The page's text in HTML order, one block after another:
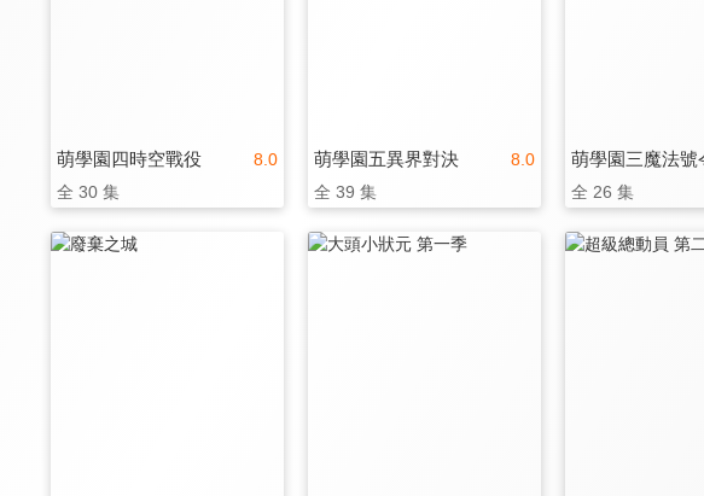
8.0
萌學園四時空戰役
全 30 集
8.0
萌學園五異界對決
全 39 集
萌學園三魔法號
全 26 集